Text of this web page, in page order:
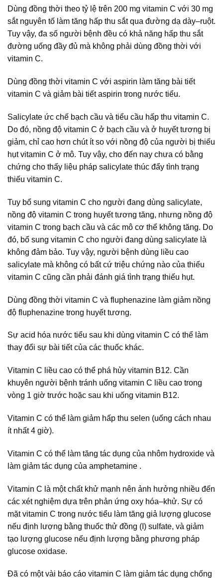
Dùng đồng thời theo tỷ lệ trên 200 mg vitamin C với 30 mg
sắt nguyên tố làm tăng hấp thu sắt qua đường dạ dày–ruột.
Tuy vậy, đa số người bệnh đều có khả năng hấp thu sắt
đường uống đầy đủ mà không phải dùng đồng thời với
vitamin C.
Dùng đồng thời vitamin C với aspirin làm tăng bài tiết
vitamin C và giảm bài tiết aspirin trong nước tiểu.
Salicylate ức chế bạch cầu và tiểu cầu hấp thu vitamin C.
Do đó, nồng độ vitamin C ở bạch cầu và ở huyết tương bị
giảm, chỉ cao hơn chút ít so với nồng độ của người bị thiếu
hụt vitamin C ở mô. Tuy vậy, cho đến nay chưa có bằng
chứng cho thấy liệu pháp salicylate thúc đẩy tình trạng
thiếu vitamin C.
Tuy bổ sung vitamin C cho người đang dùng salicylate,
nồng độ vitamin C trong huyết tương tăng, nhưng nồng độ
vitamin C trong bạch cầu và các mô cơ thể không tăng. Do
đó, bổ sung vitamin C cho người đang dùng salicylate là
không đảm bảo. Tuy vậy, người bệnh dùng liều cao
salicylate mà không có bất cứ triệu chứng nào của thiếu
vitamin C cũng cần phải đánh giá tình trạng thiếu hụt.
Dùng đồng thời vitamin C và fluphenazine làm giảm nồng
độ fluphenazine trong huyết tương.
Sự acid hóa nước tiểu sau khi dùng vitamin C có thể làm
thay đổi sự bài tiết của các thuốc khác.
Vitamin C liều cao có thể phá hủy vitamin B12. Cần
khuyên người bệnh tránh uống vitamin C liều cao trong
vòng 1 giờ trước hoặc sau khi uống vitamin B12.
Vitamin C có thể làm giảm hấp thu selen (uống cách nhau
ít nhất 4 giờ).
Vitamin C có thể làm tăng tác dụng của nhôm hydroxide và
làm giảm tác dụng của amphetamine .
Vitamin C là một chất khử mạnh nên ảnh hưởng nhiều đến
các xét nghiệm dựa trên phản ứng oxy hóa–khử. Sự có
mặt vitamin C trong nước tiểu làm tăng giả lượng glucose
nếu định lượng bằng thuốc thử đồng (I) sulfate, và giảm
tạo lượng glucose nếu định lượng bằng phương pháp
glucose oxidase.
Đã có một vài báo cáo vitamin C làm giảm tác dụng chống